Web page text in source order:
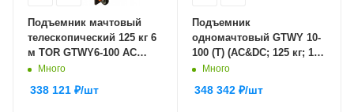
Подъемник мачтовый
телескопический 125 кг 6
м TOR GTWY6-100 AC
220V 1-мачтовый (от сети)
Много
338 121 ₽/шт
Подъемник
одномачтовый GTWY 10-
100 (T) (AC&DC; 125 кг; 10
м) SMARTLIFT (SMART)
Много
348 342₽/шт